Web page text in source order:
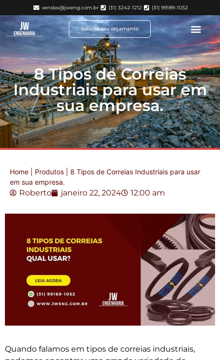
vendas@jweng.com.br (31) 3242-1212 (31) 99189-1052
Solicite seu orçamento
8 Tipos de Correias
Industriais para usar em
sua empresa.
Home Produtos
8 Tipos de Correias Industriais para usar
em sua empresa.
Roberto janeiro 22, 2024 12:00 am
Quando falamos em tipos de correias industriais,